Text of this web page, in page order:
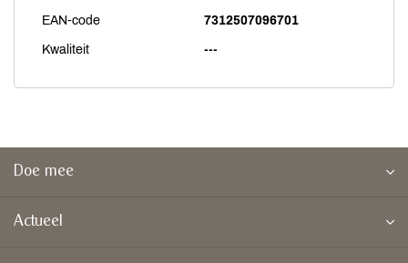
EAN-code 7312507096701
Kwaliteit ---
Doe mee
Actueel